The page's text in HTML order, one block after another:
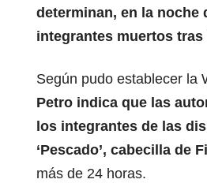
determinan, en la noche
integrantes muertos
Según pudo establecer la
Petro indica que las
los integrantes de las
‘Pescado’, cabecilla de
más de 24 horas.